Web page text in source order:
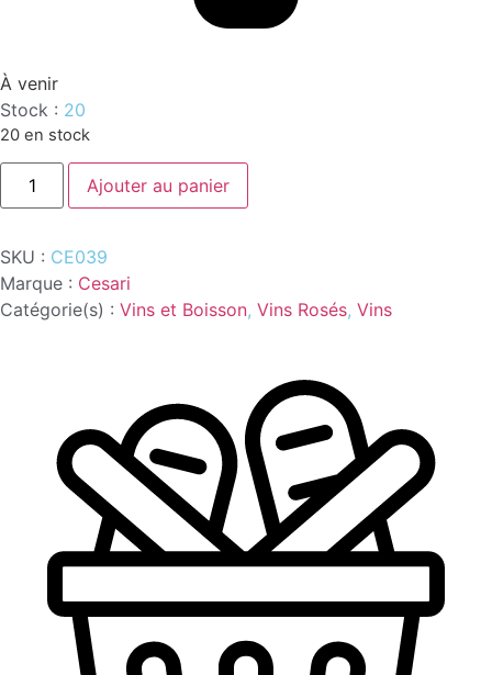
À venir
Stock : 20
20 en stock
quantité
ARENA
1.5L
Ajouter au panier
SKU : CE039
Marque : Cesari
Catégorie(s) : Vins et Boisson, Vins Rosés, Vins